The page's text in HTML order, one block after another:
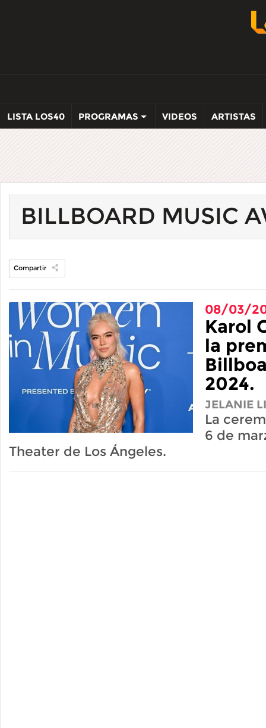
LISTA LOS40 PROGRAMAS VIDEOS ARTISTAS
BILLBOARD MUSIC
Compartir
08/03/
Karol
la
2024.
JELANIE
La
6 de
Theater de Los Ángeles.